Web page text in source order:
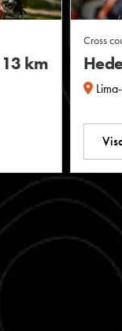
km
Cross